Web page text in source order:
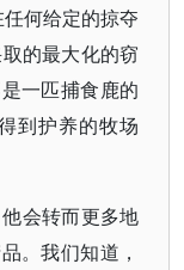
何给定的掠夺
的最大化的窃
一匹捕食鹿的
到护养的牧场
会转而更多地
。我们知道，